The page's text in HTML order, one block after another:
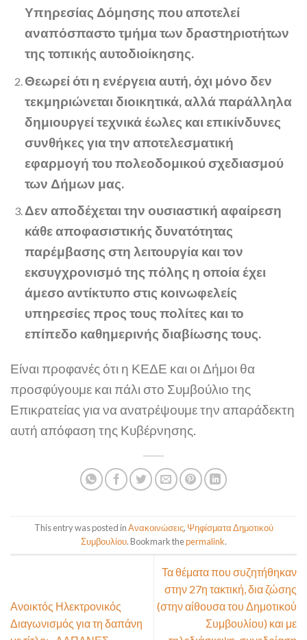
Υπηρεσίας Δόμησης που αποτελεί
αναπόσπαστο τμήμα των δραστηριοτήτων
της τοπικής αυτοδιοίκησης.
Θεωρεί ότι η ενέργεια αυτή, όχι μόνο δεν
τεκμηριώνεται διοικητικά, αλλά παράλληλα
δημιουργεί τεχνικά έωλες και επικίνδυνες
συνθήκες για την αποτελεσματική
εφαρμογή του πολεοδομικού σχεδιασμού
των Δήμων μας.
Δεν αποδέχεται την ουσιαστική αφαίρεση
κάθε αποφασιστικής δυνατότητας
παρέμβασης στη λειτουργία και τον
εκσυγχρονισμό της πόλης η οποία έχει
άμεσο αντίκτυπο στις κοινωφελείς
υπηρεσίες προς τους πολίτες και το
επίπεδο καθημερινής διαβίωσης τους.
Είναι προφανές ότι η ΚΕΔΕ και οι Δήμοι θα
προσφύγουμε και πάλι στο Συμβούλιο της
Επικρατείας για να ανατρέψουμε την απαράδεκτη
αυτή απόφαση της Κυβέρνησης.
This entry was posted inΑνακοινώσεις, Ψηφίσματα Δημοτικού
Συμβουλίου. Bookmark thepermalink.
Ανοικτός Ηλεκτρονικός
Διαγωνισμός για τη δαπάνη
Τα θέματα που συζητήθηκαν
στην 27η τακτική, δια ζώσης
(στην αίθουσα του Δημοτικού
Συμβουλίου) και με